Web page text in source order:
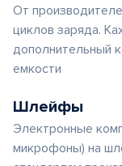
От
циклов заряда.
дополнительный
емкости
Шлейфы
Электронные
микрофоны) на